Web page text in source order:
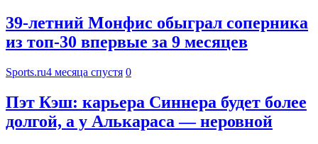
39-летний Монфис обыграл соперника
из топ-30 впервые за 9 месяцев
Sports.ru4 месяца спустя 0
Пэт Кэш: карьера Синнера будет более
долгой, а у Алькараса — неровной